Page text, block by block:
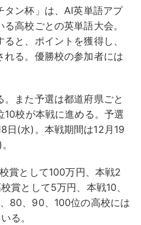
タン杯」は、AI英単語アプ
高校ごとの英単語大会。
と、ポイントを獲得し、
れる。優勝校の参加者には
また予選は都道府県ごと
校が本戦に進める。予選
日(水)。本戦期間は12月19
賞として100万円、本戦2
賞として5万円、本戦10、
80、90、100位の高校には
る。